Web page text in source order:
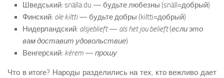
Шведський: snälla du — будьте любезны (snäll=добрый)
Финский: ole kiltti— будьте добры (kiltti=добрый)
Нидерландский: alsjeblieft— als het jou belieft(если это
вам доставит удовольствие)
Венгерский: kérem — прошу
Что в итоге? Народы разделились на тех, кто вежливо дает